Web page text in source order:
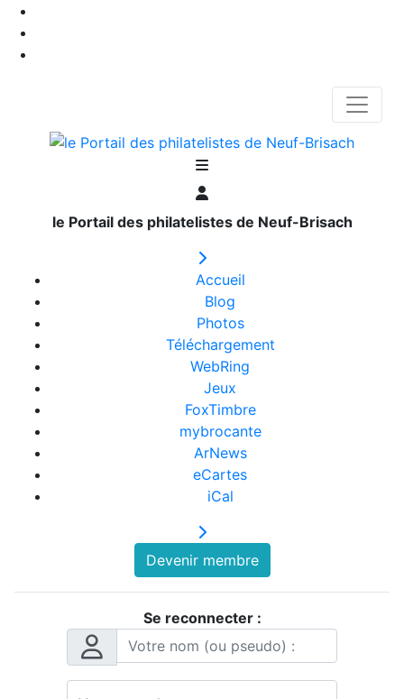
le Portail des philatelistes de Neuf-Brisach
Accueil
Blog
Photos
Téléchargement
WebRing
Jeux
FoxTimbre
mybrocante
ArNews
eCartes
iCal
Devenir membre
Se reconnecter :